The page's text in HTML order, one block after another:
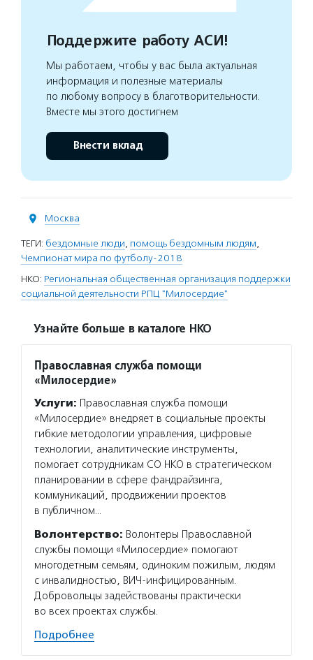
Поддержите работу АСИ!
Мы работаем, чтобы у вас была актуальная
информация и полезные материалы
по любому вопросу в благотворительности.
Вместе мы этого достигнем
Внести вклад
Москва
ТЕГИ: бездомные люди, помощь бездомным людям,
Чемпионат мира по футболу-2018
НКО: Региональная общественная организация поддержки
социальной деятельности РПЦ "Милосердие"
Узнайте больше в каталоге НКО
Православная служба помощи
«Милосердие»
Услуги: Православная служба помощи
«Милосердие» внедряет в социальные проекты
гибкие методологии управления, цифровые
технологии, аналитические инструменты,
помогает сотрудникам СО НКО в стратегическом
планировании в сфере фандрайзинга,
коммуникаций, продвижении проектов
в публичном…
Волонтерство: Волонтеры Православной
службы помощи «Милосердие» помогают
многодетным семьям, одиноким пожилым, людям
с инвалидностью, ВИЧ-инфицированным.
Добровольцы задействованы практически
во всех проектах службы.
Подробнее